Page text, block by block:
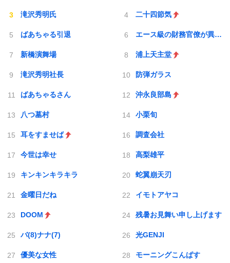
滝沢秀明氏 二十四節気
ばあちゃる引退 エース級の財務官僚が異例転出へ
新橋演舞場 浦上天主堂
滝沢秀明社長 防弾ガラス
ばあちゃるさん 沖永良部島
八つ墓村 小栗旬
耳をすませば 調査会社
今世は幸せ 高梨雄平
キンキンキラキラ 蛇翼崩天刃
金曜日だね イモトアヤコ
DOOM 残暑お見舞い申し上げます
バ(8)ナナ(7) 光GENJI
優美な女性 モーニングこんぱす